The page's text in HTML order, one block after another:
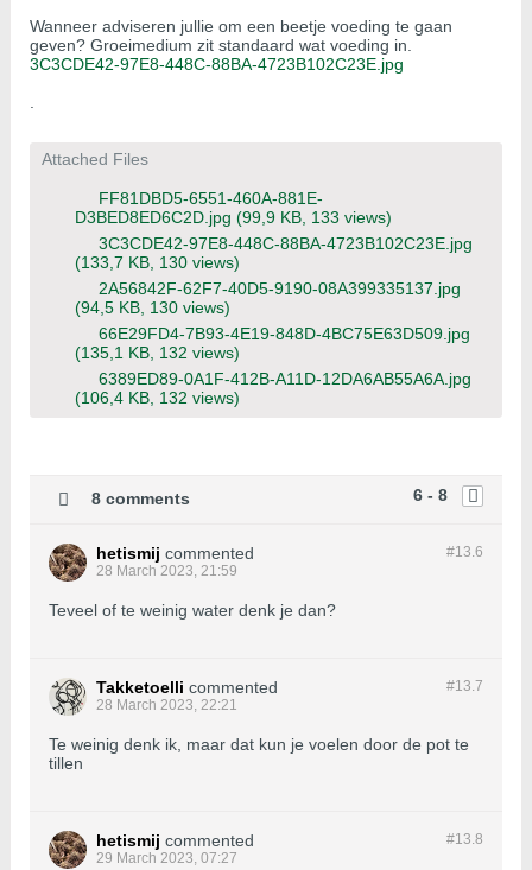
Wanneer adviseren jullie om een beetje voeding te gaan
geven? Groeimedium zit standaard wat voeding in.
3C3CDE42-97E8-448C-88BA-4723B102C23E.jpg
Attached Files
FF81DBD5-6551-460A-881E-
D3BED8ED6C2D.jpg (99,9 KB, 133 views)
3C3CDE42-97E8-448C-88BA-4723B102C23E.jpg
(133,7 KB, 130 views)
2A56842F-62F7-40D5-9190-08A399335137.jpg
(94,5 KB, 130 views)
66E29FD4-7B93-4E19-848D-4BC75E63D509.jpg
(135,1 KB, 132 views)
6389ED89-0A1F-412B-A11D-12DA6AB55A6A.jpg
(106,4 KB, 132 views)
6 - 8
8 comments
#13.6
hetismij commented
28 March 2023, 21:59
Teveel of te weinig water denk je dan?
#13.7
Takketoelli commented
28 March 2023, 22:21
Te weinig denk ik, maar dat kun je voelen door de pot te
tillen
#13.8
hetismij commented
29 March 2023, 07:27